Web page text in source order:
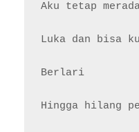
Aku tetap
Luka dan bisa
Berlari
Hingga hilang